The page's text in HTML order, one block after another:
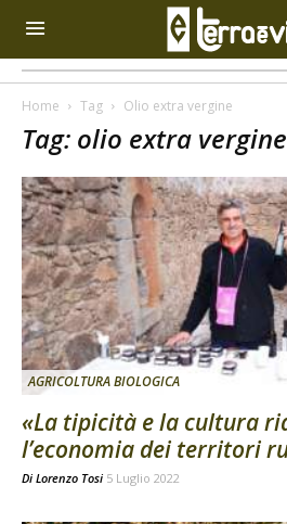
Home Tag Olio extra vergine
Tag: olio extra vergine
AGRICOLTURA BIOLOGICA
«La tipicità e la cultura
l’economia dei territori
Di Lorenzo Tosi 5 Luglio 2022